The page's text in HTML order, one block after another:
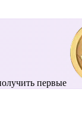
первые